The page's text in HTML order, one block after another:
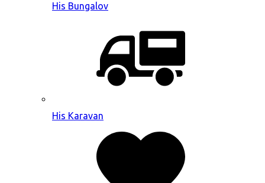
His Bungalov
His Karavan